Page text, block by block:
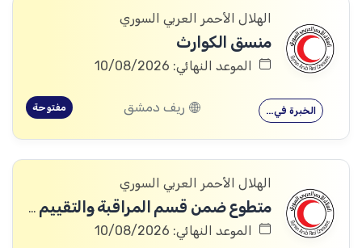
الهلال الأحمر العربي السوري
منسق الكوارث
الموعد النهائي: 10/08/2026
الخبرة في… ريف دمشق مفتوحة
الهلال الأحمر العربي السوري
متطوع ضمن قسم المراقبة والتقييم والتعلم (MEAL)
الموعد النهائي: 10/08/2026